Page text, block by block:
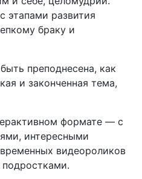
этапами развития
браку и
преподнесена, как
и законченная тема,
формате — с
интересными
видеороликов